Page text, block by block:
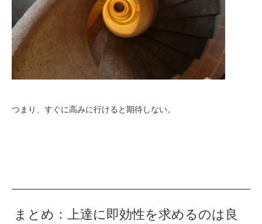
つまり、すぐに高みに行けると期待しない。
まとめ：上達に即効性を求めるのは良